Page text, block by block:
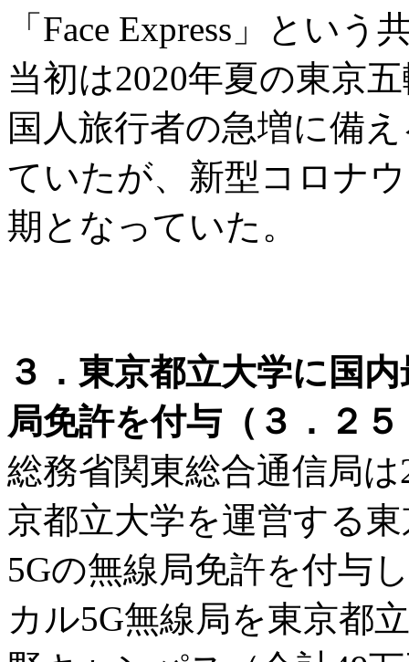
「Face Express」とい
当初は2020年夏の東京
国人旅行者の急増に備
ていたが、新型コロナ
期となっていた。
３．東京都立大学に国
局免許を付与（３．２
総務省関東総合通信局
京都立大学を運営する
5Gの無線局免許を付与
カル5G無線局を東京都